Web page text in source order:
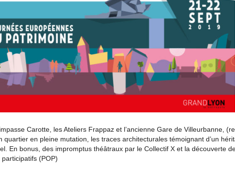
Carotte, les Ateliers Frappaz et l’ancienne Gare de Villeurbanne,
quartier en pleine mutation, les traces architecturales témoignant d’un
En bonus, des impromptus théâtraux par le Collectif X et la découverte
participatifs (POP)